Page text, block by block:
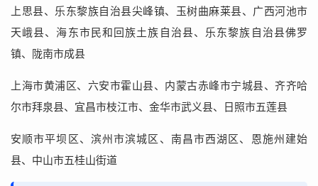
上思县、乐东黎族自治县尖峰镇、玉树曲麻莱县、广西河池市
天峨县、海东市民和回族土族自治县、乐东黎族自治县佛罗
镇、陇南市成县
上海市黄浦区、六安市霍山县、内蒙古赤峰市宁城县、齐齐哈
尔市拜泉县、宜昌市枝江市、金华市武义县、日照市五莲县
安顺市平坝区、滨州市滨城区、南昌市西湖区、恩施州建始
县、中山市五桂山街道